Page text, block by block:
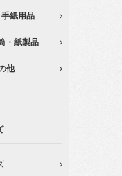
紙用品
・紙製品
他